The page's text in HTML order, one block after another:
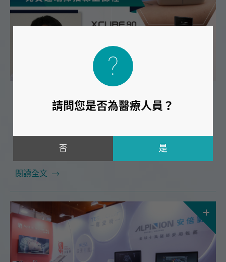
請問您是否為醫療人員？
否
手肘周邊神經探討
2024年第二場！
本次課程很榮幸邀請到🔥台大北護復健部 吳威廷醫師
閱讀全文